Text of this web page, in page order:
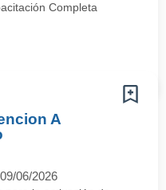
Completa
A
09/06/2026